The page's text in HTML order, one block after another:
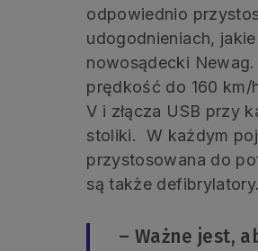
odpowiednio
udogodnieniach,
nowosądecki Newag.
prędkość do 160
V i złącza USB przy
stoliki. W każdym
przystosowana do
są także defibrylatory.
– Ważne jest,